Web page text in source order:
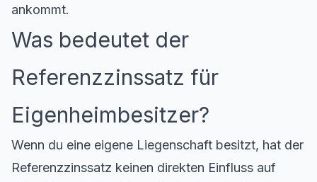
ankommt.
Was bedeutet der
Referenzzinssatz für
Eigenheimbesitzer?
Wenn du eine eigene Liegenschaft besitzt, hat der
Referenzzinssatz keinen direkten Einfluss auf